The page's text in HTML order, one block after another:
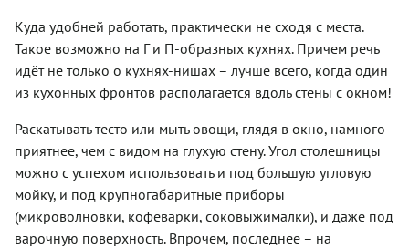
Куда удобней работать, практически не сходя с места.
Такое возможно на Г и П-образных кухнях. Причем речь
идёт не только о кухнях-нишах – лучше всего, когда один
из кухонных фронтов располагается вдоль стены с окном!
Раскатывать тесто или мыть овощи, глядя в окно, намного
приятнее, чем с видом на глухую стену. Угол столешницы
можно с успехом использовать и под большую угловую
мойку, и под крупногабаритные приборы
(микроволновки, кофеварки, соковыжималки), и даже под
варочную поверхность. Впрочем, последнее – на